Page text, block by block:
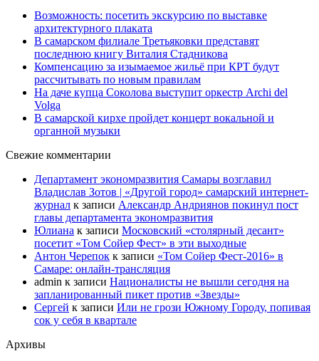
Возможность: посетить экскурсию по выставке
архитектурного плаката
В самарском филиале Третьяковки представят
последнюю книгу Виталия Стадникова
Компенсацию за изымаемое жильё при КРТ будут
рассчитывать по новым правилам
На даче купца Соколова выступит оркестр Archi del
Volga
В самарской кирхе пройдет концерт вокальной и
органной музыки
Свежие комментарии
Департамент экономразвития Самары возглавил
Владислав Зотов | «Другой город» самарский интернет-
журнал к записи Александр Андриянов покинул пост
главы департамента экономразвития
Юлиана к записи Московский «столярный десант»
посетит «Том Сойер Фест» в эти выходные
Антон Черепок к записи «Том Сойер Фест-2016» в
Самаре: онлайн-трансляция
admin к записи Националисты не вышли сегодня на
запланированный пикет против «Звезды»
Сергей к записи Или не грози Южному Городу, попивая
сок у себя в квартале
Архивы